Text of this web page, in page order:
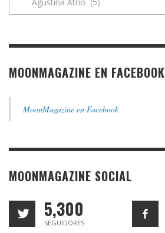
MOONMAGAZINE EN FACEBOOK
MoonMagazine en Facebook
MOONMAGAZINE SOCIAL
5,300
SEGUIDORES